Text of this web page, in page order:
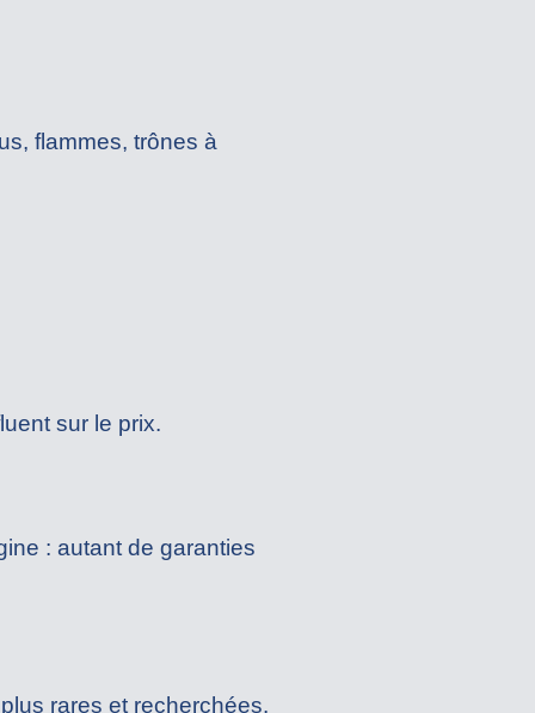
flammes, trônes à
sur le prix.
: autant de garanties
rares et recherchées.